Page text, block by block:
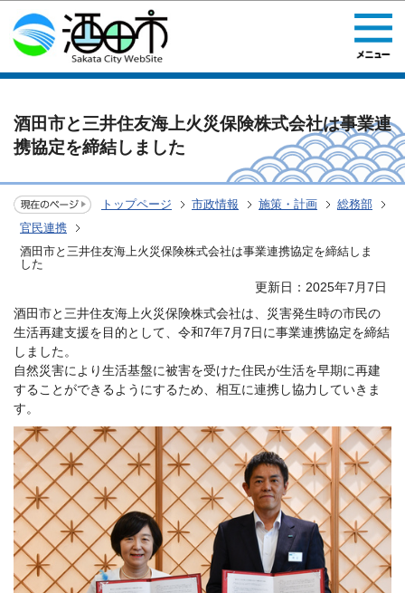
このページの本文へ移動
酒田市と三井住友海上火災保険株式会社は事業連
携協定を締結しました
トップページ 市政情報 施策・計画
総務部
官民連携
酒田市と三井住友海上火災保険株式会社は事業連携協定を締結しま
した
更新日：2025年7月7日
酒田市と三井住友海上火災保険株式会社は、災害発生時の市民の
生活再建支援を目的として、令和7年7月7日に事業連携協定を締結
しました。
自然災害により生活基盤に被害を受けた住民が生活を早期に再建
することができるようにするため、相互に連携し協力していきま
す。